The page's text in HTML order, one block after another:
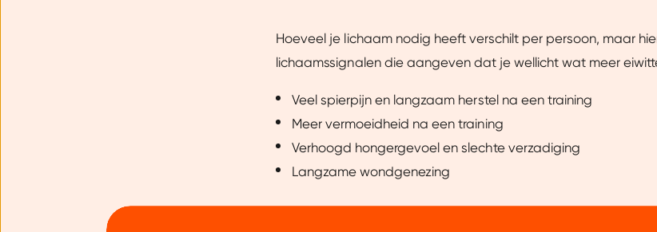
Hoeveel je lichaam nodig heeft verschilt per persoon, maar
lichaamssignalen die aangeven dat je wellicht wat meer
Veel spierpijn en langzaam herstel na een training
Meer vermoeidheid na een training
Verhoogd hongergevoel en slechte verzadiging
Langzame wondgenezing